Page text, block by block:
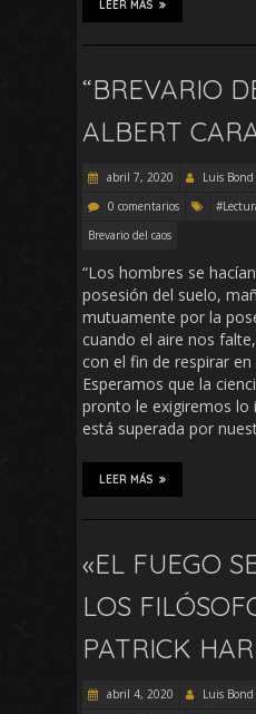
LEER MÁS
“BREVARIO
ALBERT
abril 7, 2020 Luis Bond
0 comentarios
Brevario del caos
“Los hombres se
posesión del suelo,
mutuamente por la
cuando el aire nos
con el fin de respirar
Esperamos que la
pronto le exigiremos lo
está superada por
LEER MÁS
«EL FUEGO
LOS
PATRICK
abril 4, 2020 Luis Bond